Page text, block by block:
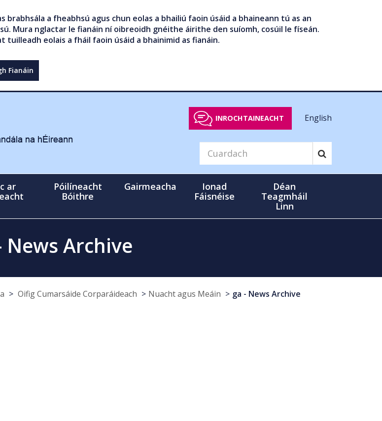
a fheabhsú agus chun eolas a bhailiú faoin úsáid a bhaineann tú as an
Mura nglactar le fianáin ní oibreoidh gnéithe áirithe den suíomh, cosúil le físeán.
tuilleadh eolais a fháil faoin úsáid a bhainimid as fianáin.
Fianáin
INROCHTAINEACHT English
ar
Póilíneacht
Bóithre
Gairmeacha
Ionad
Fáisnéise
Déan
Teagmháil
Linn
News Archive
Oifig Cumarsáide Corparáideach Nuacht agus Meáin
ga - News Archive